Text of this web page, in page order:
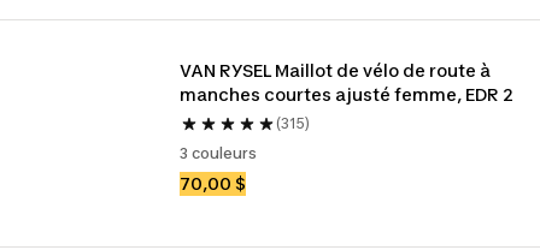
VAN RYSEL Maillot de vélo de route à
manches courtes ajusté femme, EDR 2
(315)
3 couleurs
70,00 $